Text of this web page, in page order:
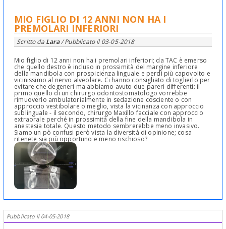
MIO FIGLIO DI 12 ANNI NON HA I
PREMOLARI INFERIORI
Scritto da Lara/ Pubblicato il 03-05-2018
Mio figlio di 12 anni non ha i premolari inferiori; da TAC è emerso
che quello destro è incluso in prossimità del margine inferiore
della mandibola con prospicienza linguale e perdi più capovolto e
vicinissimo al nervo alveolare. Ci hanno consigliato di toglierlo per
evitare che degeneri ma abbiamo avuto due pareri differenti: il
primo quello di un chirurgo odontostomatologo vorrebbe
rimuoverlo ambulatorialmente in sedazione cosciente o con
approccio vestibolare o meglio, vista la vicinanza con approccio
sublinguale - il secondo, chirurgo Maxillo facciale con approccio
extraorale perché in prossimità della fine della mandibola in
anestesia totale. Questo metodo sembrerebbe meno invasivo.
Siamo un pò confusi però vista la diversità di opinione; cosa
ritenete sia più opportuno e meno rischioso?
Pubblicato il 04-05-2018